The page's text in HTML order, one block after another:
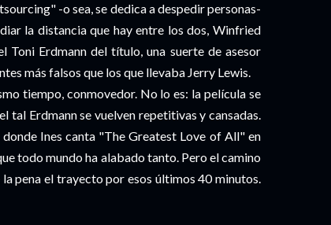
-o sea, se dedica a despedir personas-
la distancia que hay entre los dos, Winfried
Toni Erdmann del título, una suerte de asesor
más falsos que los que llevaba Jerry Lewis.
tiempo, conmovedor. No lo es: la película se
tal Erdmann se vuelven repetitivas y cansadas.
Ines canta "The Greatest Love of All" en
todo mundo ha alabado tanto. Pero el camino
pena el trayecto por esos últimos 40 minutos.